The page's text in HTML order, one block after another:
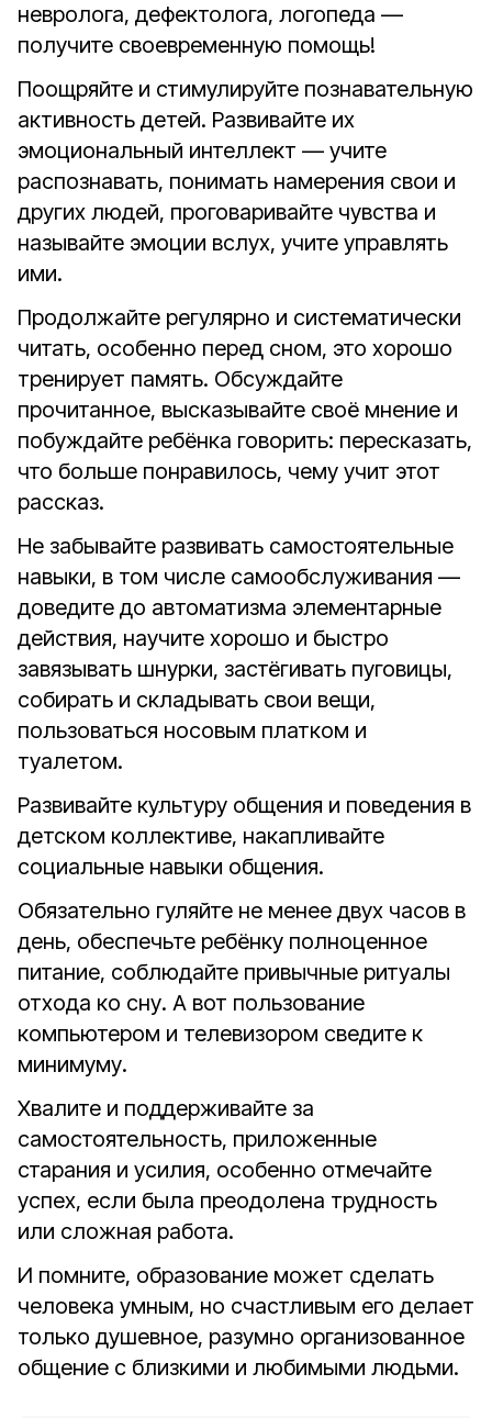
невролога, дефектолога, логопеда —
получите своевременную помощь!
Поощряйте и стимулируйте познавательную
активность детей. Развивайте их
эмоциональный интеллект — учите
распознавать, понимать намерения свои и
других людей, проговаривайте чувства и
называйте эмоции вслух, учите управлять
ими.
Продолжайте регулярно и систематически
читать, особенно перед сном, это хорошо
тренирует память. Обсуждайте
прочитанное, высказывайте своё мнение и
побуждайте ребёнка говорить: пересказать,
что больше понравилось, чему учит этот
рассказ.
Не забывайте развивать самостоятельные
навыки, в том числе самообслуживания —
доведите до автоматизма элементарные
действия, научите хорошо и быстро
завязывать шнурки, застёгивать пуговицы,
собирать и складывать свои вещи,
пользоваться носовым платком и
туалетом.
Развивайте культуру общения и поведения в
детском коллективе, накапливайте
социальные навыки общения.
Обязательно гуляйте не менее двух часов в
день, обеспечьте ребёнку полноценное
питание, соблюдайте привычные ритуалы
отхода ко сну. А вот пользование
компьютером и телевизором сведите к
минимуму.
Хвалите и поддерживайте за
самостоятельность, приложенные
старания и усилия, особенно отмечайте
успех, если была преодолена трудность
или сложная работа.
И помните, образование может сделать
человека умным, но счастливым его делает
только душевное, разумно организованное
общение с близкими и любимыми людьми.